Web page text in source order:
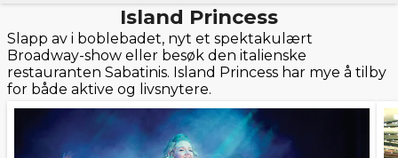
Island Princess
Slapp av i boblebadet, nyt et spektakulært
Broadway-show eller besøk den italienske
restauranten Sabatinis. Island Princess har mye å tilby
for både aktive og livsnytere.